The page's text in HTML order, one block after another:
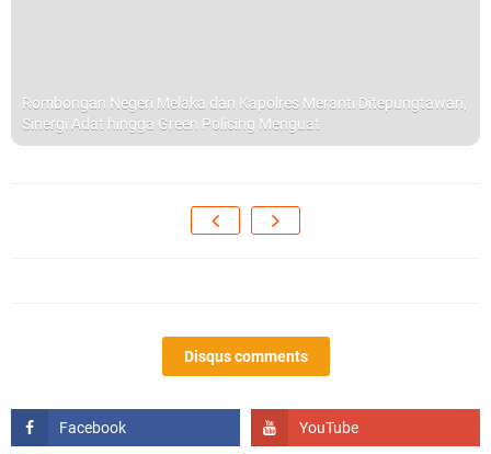
Rombongan Negeri Melaka dan Kapolres Meranti Ditepungtawari,
Sinergi Adat hingga Green Policing Menguat
Disqus comments